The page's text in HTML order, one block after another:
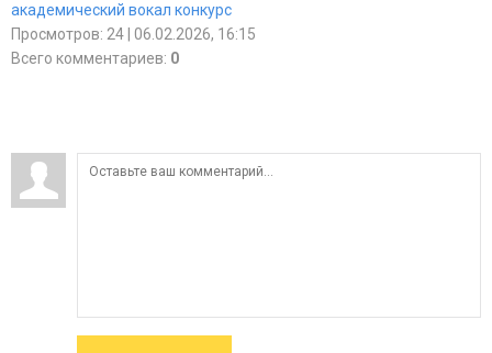
академический вокал конкурс
Просмотров: 24 | 06.02.2026, 16:15
Всего комментариев: 0